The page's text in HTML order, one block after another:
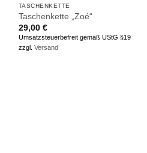
NICHT VORRÄTIG
TASCHENKETTE
Taschenkette „Zoé“
29,00 €
Umsatzsteuerbefreit gemäß UStG §19
zzgl. Versand